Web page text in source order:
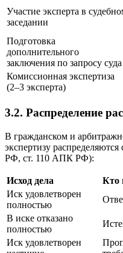
Участие эксперта в
заседании
Подготовка
дополнительного
заключения по запросу суда
Комиссионная экспертиза
(2–3 эксперта)
3.2. Распределение
В гражданском и
экспертизу
РФ, ст. 110 АПК РФ):
Исход дела
Кто
Иск удовлетворен
полностью
В иске отказано
полностью
Иск удовлетворен